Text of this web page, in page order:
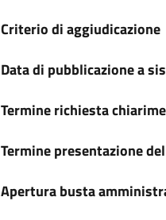
Criterio di aggiudicazione
Data di pubblicazione a
Termine richiesta
Termine presentazione
Apertura busta